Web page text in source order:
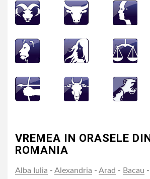
VREMEA IN ORASELE DIN
ROMANIA
Alba Iulia - Alexandria - Arad - Bacau -